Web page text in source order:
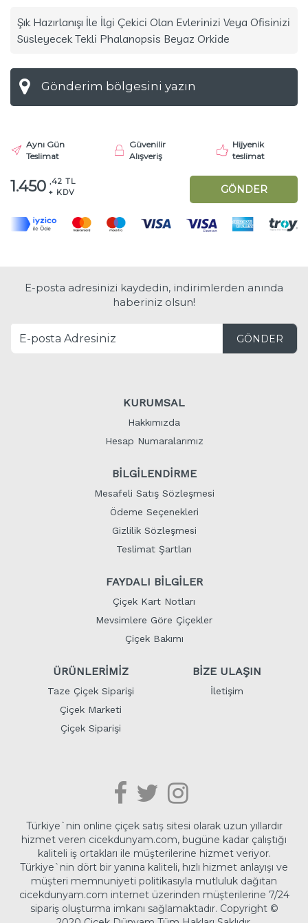
Şık Hazırlanışı İle İlgi Çekici Olan Evlerinizi Veya Ofisinizi
Süsleyecek Tekli Phalanopsis Beyaz Orkide
Aynı Gün
Teslimat
Güvenilir
Alışveriş
Hijyenik
teslimat
1.450 ,42 TL
+ KDV
GÖNDER
E-posta adresinizi kaydedin, indirimlerden anında
haberiniz olsun!
GÖNDER
KURUMSAL
Hakkımızda
Hesap Numaralarımız
BİLGİLENDİRME
Mesafeli Satış Sözleşmesi
Ödeme Seçenekleri
Gizlilik Sözleşmesi
Teslimat Şartları
FAYDALI BİLGİLER
Çiçek Kart Notları
Mevsimlere Göre Çiçekler
Çiçek Bakımı
ÜRÜNLERİMİZ
Taze Çiçek Siparişi
Çiçek Marketi
Çiçek Siparişi
BİZE ULAŞIN
İletişim
Türkiye`nin online çiçek satış sitesi olarak uzun yıllardır
hizmet veren cicekdunyam.com, bugüne kadar çalıştığı
kaliteli iş ortakları ile müşterilerine hizmet veriyor.
Türkiye`nin dört bir yanına kaliteli, hızlı hizmet anlayışı ve
müşteri memnuniyeti politikasıyla mutluluk dağıtan
cicekdunyam.com internet üzerinden müşterilerine 7/24
sipariş oluşturma imkanı sağlamaktadır. Copyright ©